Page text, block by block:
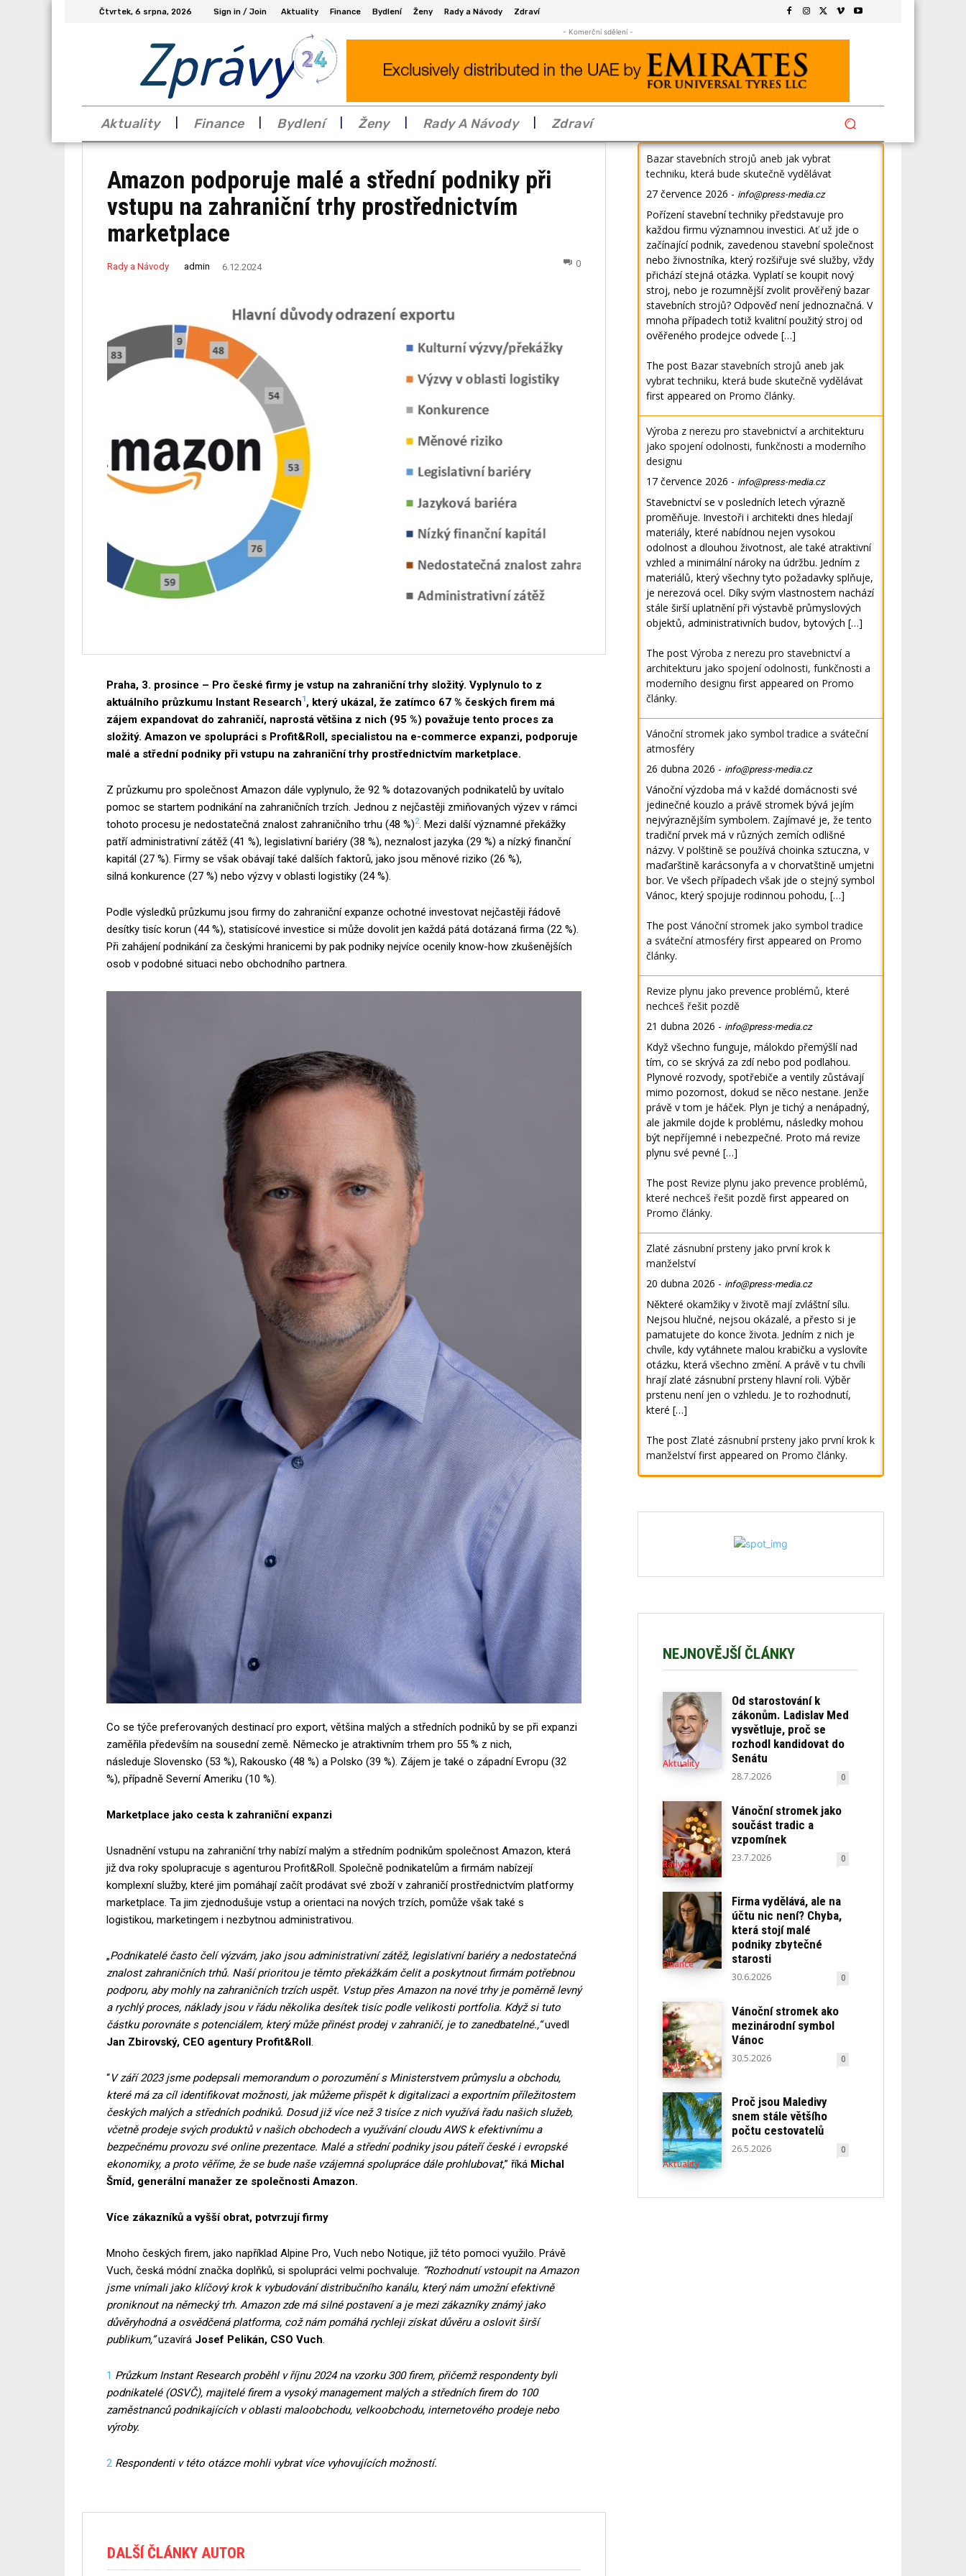
Čtvrtek, 6 srpna, 2026 Sign in / Join Aktuality Finance Bydlení Ženy Rady a Návody Zdraví
Zprávy - Komerční sdělení -
Aktuality Finance Bydlení Ženy Rady A Návody Zdraví
Amazon podporuje malé a střední podniky při
vstupu na zahraniční trhy prostřednictvím
marketplace
Rady a Návody admin 6.12.2024 0
Praha, 3. prosince – Pro české firmy je vstup na zahraniční trhy složitý. Vyplynulo to z
aktuálního průzkumu Instant Research1, který ukázal, že zatímco 67 % českých firem má
zájem expandovat do zahraničí, naprostá většina z nich (95 %) považuje tento proces za
složitý. Amazon ve spolupráci s Profit&Roll, specialistou na e-commerce expanzi, podporuje
malé a střední podniky při vstupu na zahraniční trhy prostřednictvím marketplace.
Z průzkumu pro společnost Amazon dále vyplynulo, že 92 % dotazovaných podnikatelů by uvítalo
pomoc se startem podnikání na zahraničních trzích. Jednou z nejčastěji zmiňovaných výzev v rámci
tohoto procesu je nedostatečná znalost zahraničního trhu (48 %)2. Mezi další významné překážky
patří administrativní zátěž (41 %), legislativní bariéry (38 %), neznalost jazyka (29 %) a nízký finanční
kapitál (27 %). Firmy se však obávají také dalších faktorů, jako jsou měnové riziko (26 %),
silná konkurence (27 %) nebo výzvy v oblasti logistiky (24 %).
Podle výsledků průzkumu jsou firmy do zahraniční expanze ochotné investovat nejčastěji řádově
desítky tisíc korun (44 %), statisícové investice si může dovolit jen každá pátá dotázaná firma (22 %).
Při zahájení podnikání za českými hranicemi by pak podniky nejvíce ocenily know-how zkušenějších
osob v podobné situaci nebo obchodního partnera.
Co se týče preferovaných destinací pro export, většina malých a středních podniků by se při expanzi
zaměřila především na sousední země. Německo je atraktivním trhem pro 55 % z nich,
následuje Slovensko (53 %), Rakousko (48 %) a Polsko (39 %). Zájem je také o západní Evropu (32
%), případně Severní Ameriku (10 %).
Marketplace jako cesta k zahraniční expanzi
Usnadnění vstupu na zahraniční trhy nabízí malým a středním podnikům společnost Amazon, která
již dva roky spolupracuje s agenturou Profit&Roll. Společně podnikatelům a firmám nabízejí
komplexní služby, které jim pomáhají začít prodávat své zboží v zahraničí prostřednictvím platformy
marketplace. Ta jim zjednodušuje vstup a orientaci na nových trzích, pomůže však také s
logistikou, marketingem i nezbytnou administrativou.
„Podnikatelé často čelí výzvám, jako jsou administrativní zátěž, legislativní bariéry a nedostatečná
znalost zahraničních trhů. Naší prioritou je těmto překážkám čelit a poskytnout firmám potřebnou
podporu, aby mohly na zahraničních trzích uspět. Vstup přes Amazon na nové trhy je poměrně levný
a rychlý proces, náklady jsou v řádu několika desítek tisíc podle velikosti portfolia. Když si tuto
částku porovnáte s potenciálem, který může přinést prodej v zahraničí, je to zanedbatelné.,“uvedl
Jan Zbirovský, CEO agentury Profit&Roll.
“V září 2023 jsme podepsali memorandum o porozumění s Ministerstvem průmyslu a obchodu,
které má za cíl identifikovat možnosti, jak můžeme přispět k digitalizaci a exportním příležitostem
českých malých a středních podniků. Dosud již více než 3 tisíce z nich využívá řadu našich služeb,
včetně prodeje svých produktů v našich obchodech a využívání cloudu AWS k efektivnímu a
bezpečnému provozu své online prezentace. Malé a střední podniky jsou páteří české i evropské
ekonomiky, a proto věříme, že se bude naše vzájemná spolupráce dále prohlubovat,” říká Michal
Šmíd, generální manažer ze společnosti Amazon.
Více zákazníků a vyšší obrat, potvrzují firmy
Mnoho českých firem, jako například Alpine Pro, Vuch nebo Notique, již této pomoci využilo. Právě
Vuch, česká módní značka doplňků, si spolupráci velmi pochvaluje. “Rozhodnutí vstoupit na Amazon
jsme vnímali jako klíčový krok k vybudování distribučního kanálu, který nám umožní efektivně
proniknout na německý trh. Amazon zde má silné postavení a je mezi zákazníky známý jako
důvěryhodná a osvědčená platforma, což nám pomáhá rychleji získat důvěru a oslovit širší
publikum,”uzavírá Josef Pelikán, CSO Vuch.
1 Průzkum Instant Research proběhl v říjnu 2024 na vzorku 300 firem, přičemž respondenty byli
podnikatelé (OSVČ), majitelé firem a vysoký management malých a středních firem do 100
zaměstnanců podnikajících v oblasti maloobchodu, velkoobchodu, internetového prodeje nebo
výroby.
2 Respondenti v této otázce mohli vybrat více vyhovujících možností.
DALŠÍ ČLÁNKY AUTOR
Bazar stavebních strojů aneb jak vybrat
techniku, která bude skutečně vydělávat
27 července 2026 - info@press-media.cz
Pořízení stavební techniky představuje pro
každou firmu významnou investici. Ať už jde o
začínající podnik, zavedenou stavební společnost
nebo živnostníka, který rozšiřuje své služby, vždy
přichází stejná otázka. Vyplatí se koupit nový
stroj, nebo je rozumnější zvolit prověřený bazar
stavebních strojů? Odpověď není jednoznačná. V
mnoha případech totiž kvalitní použitý stroj od
ověřeného prodejce odvede […]
The post Bazar stavebních strojů aneb jak
vybrat techniku, která bude skutečně vydělávat
first appeared on Promo články.
Výroba z nerezu pro stavebnictví a architekturu
jako spojení odolnosti, funkčnosti a moderního
designu
17 července 2026 - info@press-media.cz
Stavebnictví se v posledních letech výrazně
proměňuje. Investoři i architekti dnes hledají
materiály, které nabídnou nejen vysokou
odolnost a dlouhou životnost, ale také atraktivní
vzhled a minimální nároky na údržbu. Jedním z
materiálů, který všechny tyto požadavky splňuje,
je nerezová ocel. Díky svým vlastnostem nachází
stále širší uplatnění při výstavbě průmyslových
objektů, administrativních budov, bytových […]
The postVýroba z nerezu pro stavebnictví a
architekturu jako spojení odolnosti, funkčnosti a
moderního designu first appeared on Promo
články.
Vánoční stromek jako symbol tradice a sváteční
atmosféry
26 dubna 2026 - info@press-media.cz
Vánoční výzdoba má v každé domácnosti své
jedinečné kouzlo a právě stromek bývá jejím
nejvýraznějším symbolem. Zajímavé je, že tento
tradiční prvek má v různých zemích odlišné
názvy. V polštině se používá choinka sztuczna, v
maďarštině karácsonyfa a v chorvatštině umjetni
bor. Ve všech případech však jde o stejný symbol
Vánoc, který spojuje rodinnou pohodu, […]
The postVánoční stromek jako symbol tradice
a sváteční atmosféry first appeared on Promo
články.
Revize plynu jako prevence problémů, které
nechceš řešit pozdě
21 dubna 2026 - info@press-media.cz
Když všechno funguje, málokdo přemýšlí nad
tím, co se skrývá za zdí nebo pod podlahou.
Plynové rozvody, spotřebiče a ventily zůstávají
mimo pozornost, dokud se něco nestane. Jenže
právě v tom je háček. Plyn je tichý a nenápadný,
ale jakmile dojde k problému, následky mohou
být nepříjemné i nebezpečné. Proto má revize
plynu své pevné […]
The post Revize plynu jako prevence problémů,
které nechceš řešit pozdě first appeared on
Promo články.
Zlaté zásnubní prsteny jako první krok k
manželství
20 dubna 2026 - info@press-media.cz
Některé okamžiky v životě mají zvláštní sílu.
Nejsou hlučné, nejsou okázalé, a přesto si je
pamatujete do konce života. Jedním z nich je
chvíle, kdy vytáhnete malou krabičku a vyslovíte
otázku, která všechno změní. A právě v tu chvíli
hrají zlaté zásnubní prsteny hlavní roli. Výběr
prstenu není jen o vzhledu. Je to rozhodnutí,
které […]
The post Zlaté zásnubní prsteny jako první krok k
manželstvífirst appeared on Promo články.
NEJNOVĚJŠÍ ČLÁNKY
Aktuality
Od starostování k
zákonům. Ladislav Med
vysvětluje, proč se
rozhodl kandidovat do
Senátu
28.7.2026 0
Rady a
Návody
Vánoční stromek jako
součást tradic a
vzpomínek
23.7.2026 0
Finance
Firma vydělává, ale na
účtu nic není? Chyba,
která stojí malé
podniky zbytečné
starosti
30.6.2026 0
Rady a
Návody
Vánoční stromek ako
mezinárodní symbol
Vánoc
30.5.2026 0
Aktuality
Proč jsou Maledivy
snem stále většího
počtu cestovatelů
26.5.2026 0